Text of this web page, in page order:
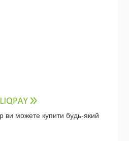
ви можете купити будь-який